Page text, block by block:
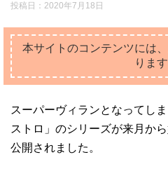
投稿日： 2020年7月18日
本サイトのコンテンツには
ります
スーパーヴィランとなってし
ストロ」のシリーズが来月か
公開されました。